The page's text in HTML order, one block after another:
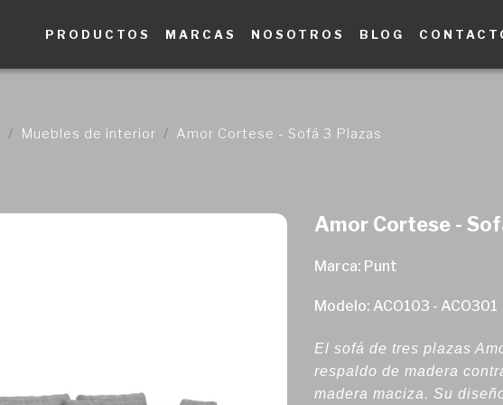
PRODUCTOS MARCAS NOSOTROS BLOG
Muebles de interior Amor Cortese - Sofá 3 Plazas
Amor Cortese -
Marca: Punt
Modelo: ACO103 - ACO301
El sofá de tres plazas
respaldo de madera
madera maciza. Su